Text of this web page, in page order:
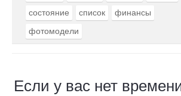
состояние
список
финансы
фотомодели
Если у вас нет